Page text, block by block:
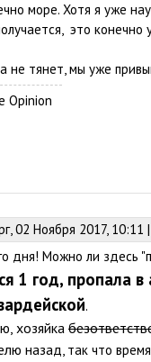
море. Хотя я уже
это конечно
не тянет, мы уже
Opinion
02 Ноября 2017,
дня! Можно ли здесь
1 год, пропала в
.
хозяйка
назад, так что